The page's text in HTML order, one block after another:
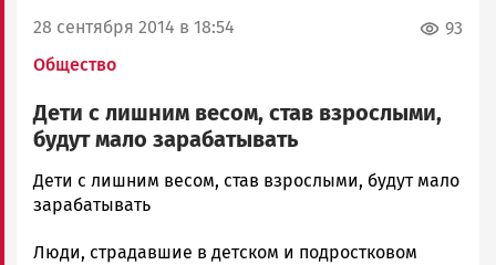
28 сентября 2014 в 18:54
Общество
93
Дети с лишним весом, став взрослыми,
будут мало зарабатывать
admintimur
Новости
и
Дети с лишним весом, став взрослыми, будут мало
зарабатывать
Люди, страдавшие в детском и подростковом